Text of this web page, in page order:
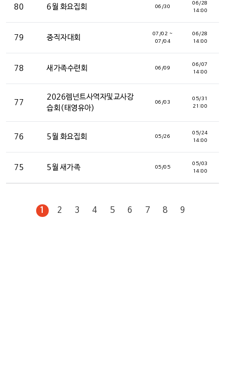
80 6월 화요집회 06/30
06/28
14:00
79 중직자대회
07/02 ~
07/04
06/28
14:00
78 새가족수련회 06/09
06/07
14:00
77
2026렘넌트사역자및교사강
습회(태영유아)
06/03
05/31
21:00
76 5월 화요집회 05/26
05/24
14:00
75 5월 새가족 05/05
05/03
14:00
이전 1 (현재 페이지)
2 3 4 5 6 7 8 9
준비 중 입니다.
Close